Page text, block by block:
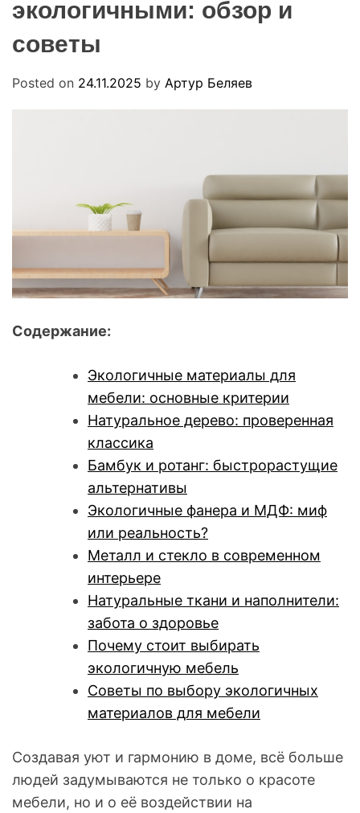
u
экологичными: обзор и
советы
Posted on 24.11.2025 by Артур Беляев
Содержание:
Экологичные материалы для
мебели: основные критерии
Натуральное дерево: проверенная
классика
Бамбук и ротанг: быстрорастущие
альтернативы
Экологичные фанера и МДФ: миф
или реальность?
Металл и стекло в современном
интерьере
Натуральные ткани и наполнители:
забота о здоровье
Почему стоит выбирать
экологичную мебель
Советы по выбору экологичных
материалов для мебели
Создавая уют и гармонию в доме, всё больше
людей задумываются не только о красоте
мебели, но и о её воздействии на